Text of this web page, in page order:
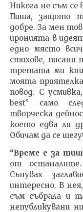
Никога не съм се
Пиша, защото
добре. За мен
иронията в
едно място
стихове, писани
третата ми
моята
повод. С
best” само
творческа
което едва ли
Обичам да се
“Време е за
от
Сънувах
интересно. В
съм събрала и
непубликувани